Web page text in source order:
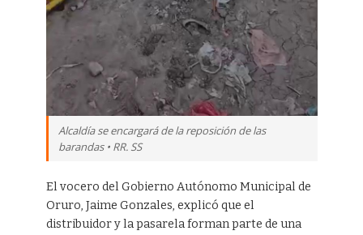
Alcaldía se encargará de la reposición de las
barandas • RR. SS
El vocero del Gobierno Autónomo Municipal de
Oruro, Jaime Gonzales, explicó que el
distribuidor y la pasarela forman parte de una